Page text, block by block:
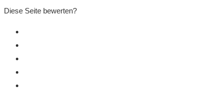
Diese Seite bewerten?